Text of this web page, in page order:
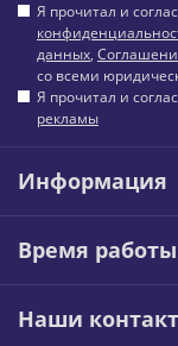
Я прочитал и
данных,
со всеми
Я прочитал и
рекламы
Информация
Время работы
Наши